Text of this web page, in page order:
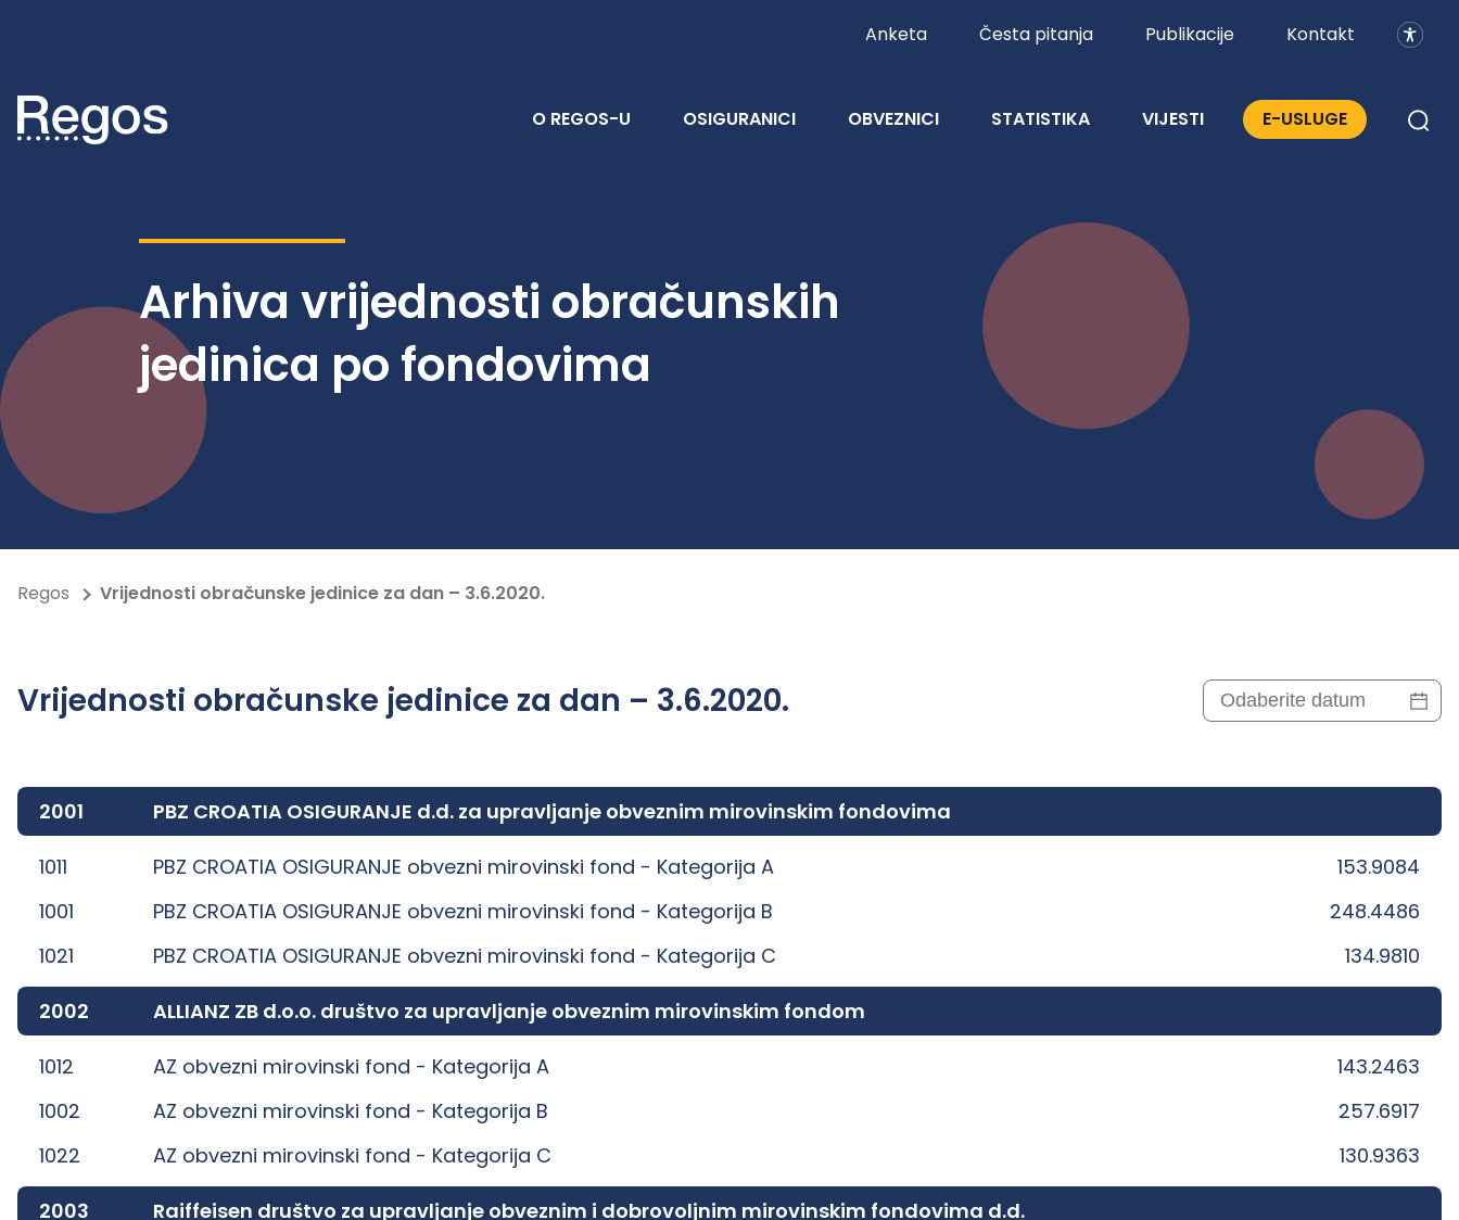
Anketa Česta pitanja Publikacije Kontakt
O REGOS-U OSIGURANICI OBVEZNICI STATISTIKA VIJESTI E-USLUGE
Arhiva vrijednosti obračunskih
jedinica po fondovima
Regos Vrijednosti obračunske jedinice za dan – 3.6.2020.
Vrijednosti obračunske jedinice za dan – 3.6.2020.
2001 PBZ CROATIA OSIGURANJE d.d. za upravljanje obveznim mirovinskim fondovima
1011 PBZ CROATIA OSIGURANJE obvezni mirovinski fond - Kategorija A
153.9084
1001
PBZ CROATIA OSIGURANJE obvezni mirovinski fond - Kategorija B
248.4486
1021
PBZ CROATIA OSIGURANJE obvezni mirovinski fond - Kategorija C 134.9810
2002 ALLIANZ ZB d.o.o. društvo za upravljanje obveznim mirovinskim fondom
1012 AZ obvezni mirovinski fond - Kategorija A
143.2463
1002
AZ obvezni mirovinski fond - Kategorija B
257.6917
1022
AZ obvezni mirovinski fond - Kategorija C 130.9363
2003 Raiffeisen društvo za upravljanje obveznim i dobrovoljnim mirovinskim fondovima d.d.